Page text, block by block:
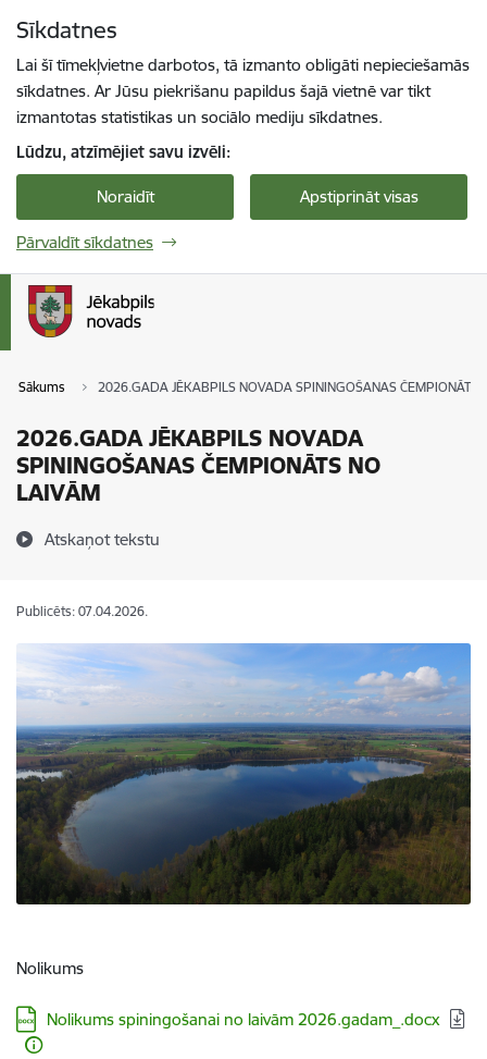
Sīkdatnes
Lai šī tīmekļvietne darbotos, tā izmanto obligāti nepieciešamās
sīkdatnes. Ar Jūsu piekrišanu papildus šajā vietnē var tikt
izmantotas statistikas un sociālo mediju sīkdatnes.
Lūdzu, atzīmējiet savu izvēli:
Noraidīt Apstiprināt visas
Pārvaldīt sīkdatnes
Sākums 2026.GADA JĒKABPILS NOVADA SPININGOŠANAS ČEMPIONĀTS
2026.GADA JĒKABPILS NOVADA
SPININGOŠANAS ČEMPIONĀTS NO
LAIVĀM
Atskaņot tekstu
Publicēts: 07.04.2026.
Nolikums
Lejupielādēt:
Nolikums spiningošanai no laivām 2026.gadam_.docx